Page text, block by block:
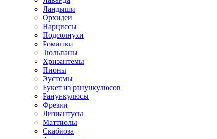
Ландыши
Орхидеи
Нарциссы
Подсолнухи
Ромашки
Тюльпаны
Хризантемы
Пионы
Эустомы
Букет из ранункулюсов
Ранункулюсы
Фрезии
Лизиантусы
Маттиолы
Скабиоза